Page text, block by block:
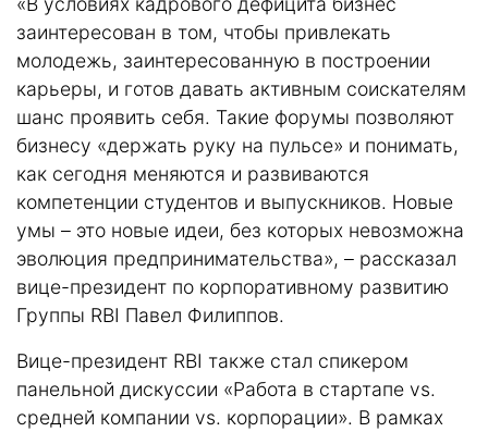
заинтересован в том, чтобы привлекать
молодежь, заинтересованную в построении
карьеры, и готов давать активным соискателям
шанс проявить себя. Такие форумы позволяют
бизнесу «держать руку на пульсе» и понимать,
как сегодня меняются и развиваются
компетенции студентов и выпускников. Новые
умы – это новые идеи, без которых невозможна
эволюция предпринимательства», – рассказал
вице-президент по корпоративному развитию
Группы RBI Павел Филиппов.
Вице-президент RBI также стал спикером
панельной дискуссии «Работа в стартапе vs.
средней компании vs. корпорации». В рамках